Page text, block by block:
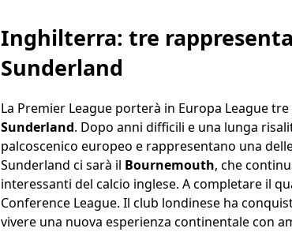
Inghilterra: tre
Sunderland
La Premier League porterà in Europa League
Sunderland. Dopo anni difficili e una lunga
palcoscenico europeo e rappresentano una
Sunderland ci sarà il Bournemouth, che
interessanti del calcio inglese. A completare il
Conference League. Il club londinese ha
vivere una nuova esperienza continentale con